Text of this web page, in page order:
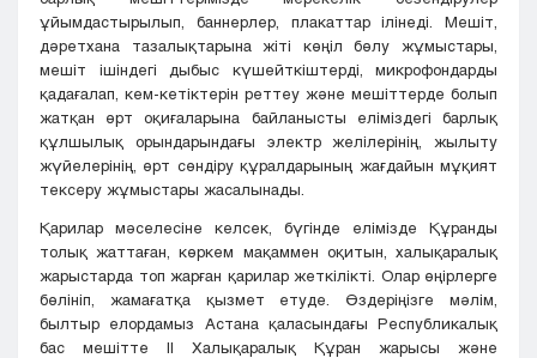
ұйымдастырылып, баннерлер, плакаттар ілінеді. Мешіт,
дәретхана тазалықтарына жіті көңіл бөлу жұмыстары,
мешіт ішіндегі дыбыс күшейткіштерді, микрофондарды
қадағалап, кем-кетіктерін реттеу және мешіттерде болып
жатқан өрт оқиғаларына байланысты еліміздегі барлық
құлшылық орындарындағы электр желілерінің, жылыту
жүйелерінің, өрт сөндіру құралдарының жағдайын мұқият
тексеру жұмыстары жасалынады.
Қарилар мәселесіне келсек, бүгінде елімізде Құранды
толық жаттаған, көркем мақаммен оқитын, халықаралық
жарыстарда топ жарған қарилар жеткілікті. Олар өңірлерге
бөлініп, жамағатқа қызмет етуде. Өздеріңізге мәлім,
былтыр елордамыз Астана қаласындағы Республикалық
бас мешітте ІІ Халықаралық Құран жарысы және